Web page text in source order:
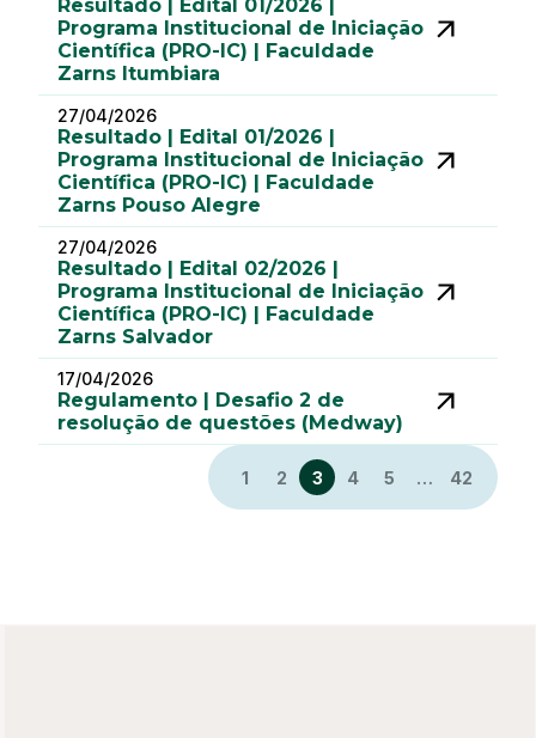
Resultado | Edital 01/2026 |
Programa Institucional de Iniciação
Científica (PRO-IC) | Faculdade
Zarns Itumbiara
27/04/2026
Resultado | Edital 01/2026 |
Programa Institucional de Iniciação
Científica (PRO-IC) | Faculdade
Zarns Pouso Alegre
27/04/2026
Resultado | Edital 02/2026 |
Programa Institucional de Iniciação
Científica (PRO-IC) | Faculdade
Zarns Salvador
17/04/2026
Regulamento | Desafio 2 de
resolução de questões (Medway)
1 2 3 4 5 … 42